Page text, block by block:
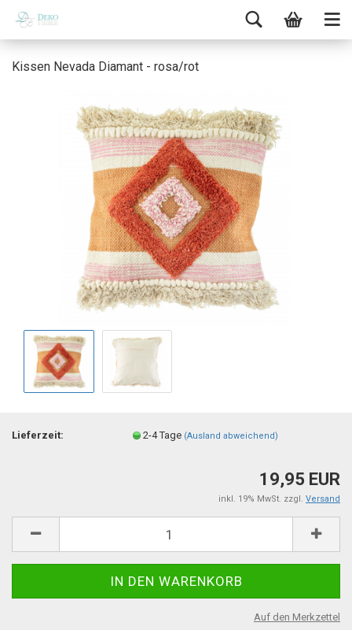
Kissen Nevada Diamant - rosa/rot
Lieferzeit: 2-4 Tage (Ausland abweichend)
19,95 EUR
inkl. 19% MwSt. zzgl. Versand
Auf den Merkzettel